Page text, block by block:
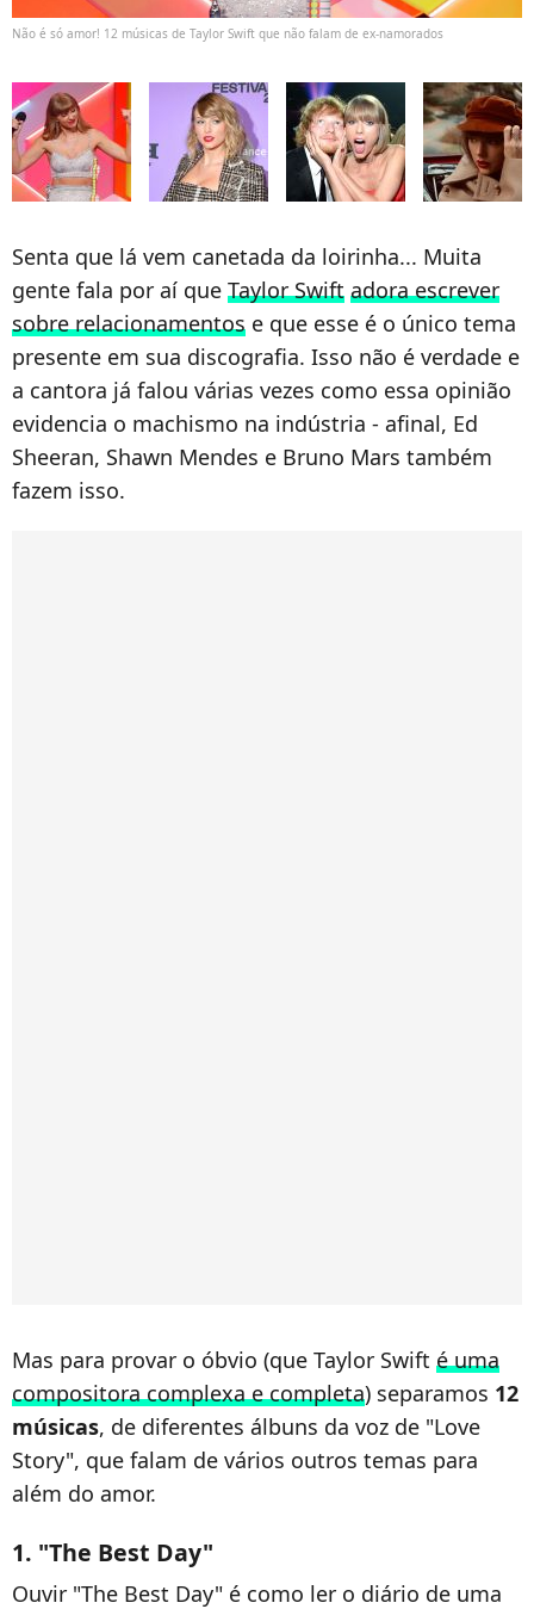
Não é só amor! 12 músicas de Taylor Swift que não falam de ex-namorados
Senta que lá vem canetada da loirinha... Muita
gente fala por aí que Taylor Swift adora escrever
sobre relacionamentos e que esse é o único tema
presente em sua discografia. Isso não é verdade e
a cantora já falou várias vezes como essa opinião
evidencia o machismo na indústria - afinal, Ed
Sheeran, Shawn Mendes e Bruno Mars também
fazem isso.
Mas para provar o óbvio (que Taylor Swift é uma
compositora complexa e completa) separamos 12
músicas, de diferentes álbuns da voz de "Love
Story", que falam de vários outros temas para
além do amor.
1. "The Best Day"
Ouvir "The Best Day" é como ler o diário de uma